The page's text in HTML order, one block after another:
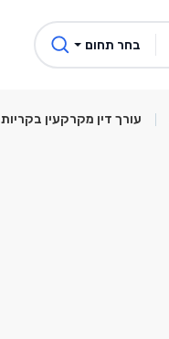
בחר תחום
עורך דין מקרקעין בקריות